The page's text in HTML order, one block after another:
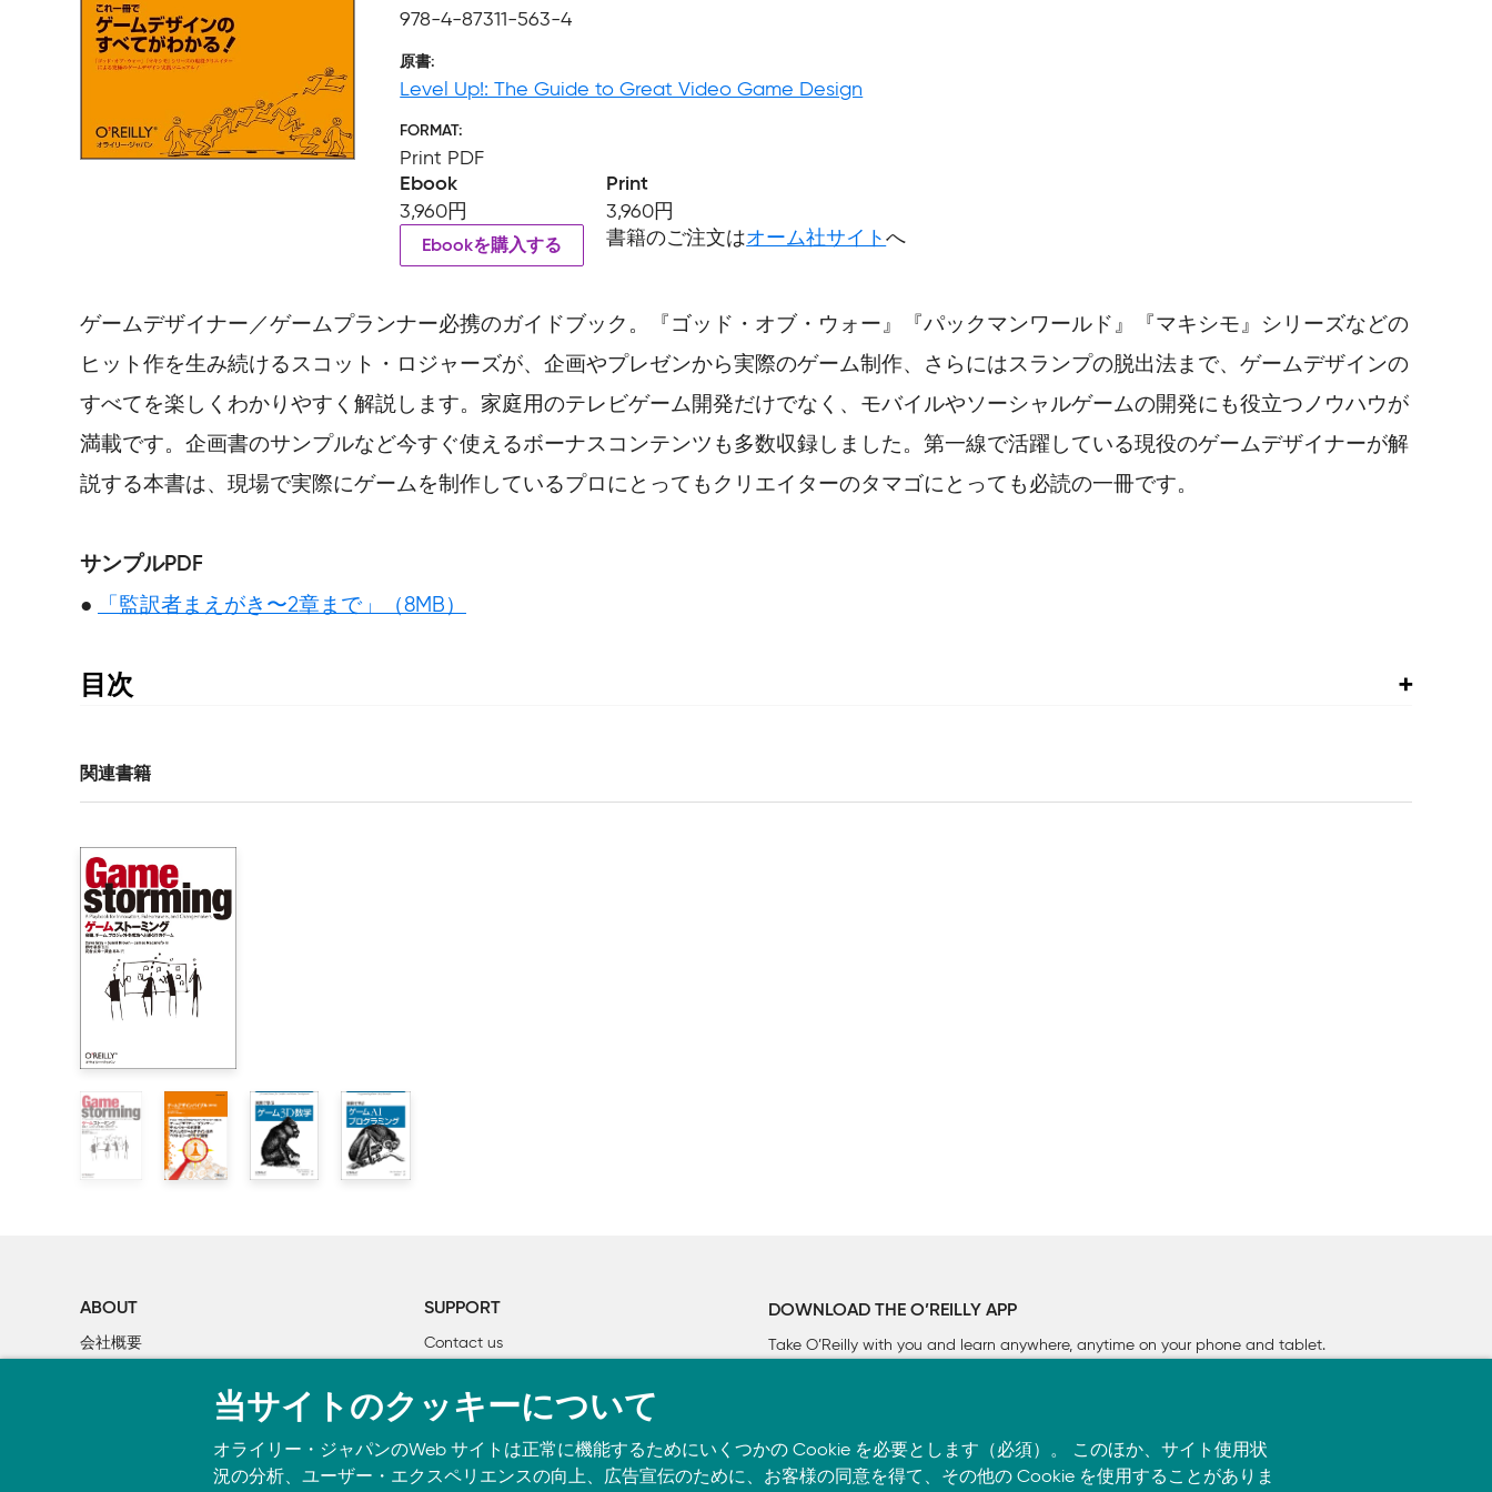
978-4-87311-563-4
原書
Level Up!: The Guide to Great Video Game Design
FORMAT
Print PDF
Ebook
3,960円
Ebookを購入する
Print
3,960円
書籍のご注文はオーム社サイトへ
ゲームデザイナー／ゲームプランナー必携のガイドブック。『ゴッド・オブ・ウォー』『パックマンワールド』『マキシモ』シリーズなどの
ヒット作を生み続けるスコット・ロジャーズが、企画やプレゼンから実際のゲーム制作、さらにはスランプの脱出法まで、ゲームデザインの
すべてを楽しくわかりやすく解説します。家庭用のテレビゲーム開発だけでなく、モバイルやソーシャルゲームの開発にも役立つノウハウが
満載です。企画書のサンプルなど今すぐ使えるボーナスコンテンツも多数収録しました。第一線で活躍している現役のゲームデザイナーが解
説する本書は、現場で実際にゲームを制作しているプロにとってもクリエイターのタマゴにとっても必読の一冊です。
サンプルPDF
● 「監訳者まえがき〜2章まで」（8MB）
目次
    PRESS START！
    1.1　テレビゲームの歴史
    1.2　ゲームジャンル
    1.3　誰が作っているのか？
    1.4　パブリッシャーって何？
LEVEL 2　アイデア
    2.1　アイデアはどこで得てどう使うべきか
    2.2　ゲーマーたちが求めているものは何か？
    2.4　ブレインストーミング
    2.5　スランプを克服する方法
    3.4　子供向けストーリーを書くときのコツ
    3.5　ライセンスゲームのストーリー
LEVEL 4　ゲームデザインドキュメント
    4.1　ステップ1：ワンシートのドキュメント
    4.2　ステップ2：テンページャーのドキュメント
    4.3　僕のGDDの書き方（と、書くときのツライ真実）
関連書籍
ABOUT
会社概要
SUPPORT
Contact us
書籍注文
DOWNLOAD THE O’REILLY APP
Take O’Reilly with you and learn anywhere, anytime on your phone and tablet.
当サイトのクッキーについて
オライリー・ジャパンのWeb サイトは正常に機能するためにいくつかの Cookie を必要とします（必須）。 このほか、サイト使用状
況の分析、ユーザー・エクスペリエンスの向上、広告宣伝のために、お客様の同意を得て、その他の Cookie を使用することがありま